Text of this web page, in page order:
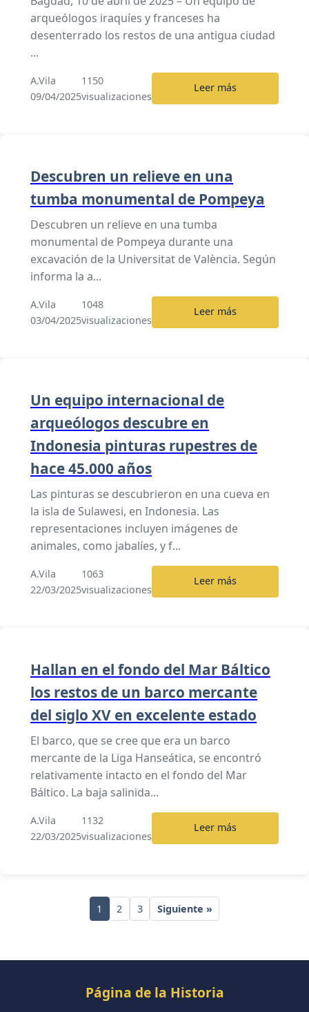
arqueólogos iraquíes y franceses ha
desenterrado los restos de una antigua ciudad
...
A.Vila
09/04/2025
1150
visualizaciones
Leer más
Descubren un relieve en una
tumba monumental de Pompeya
Descubren un relieve en una tumba
monumental de Pompeya durante una
excavación de la Universitat de València. Según
informa la a...
A.Vila
03/04/2025
1048
visualizaciones
Leer más
Un equipo internacional de
arqueólogos descubre en
Indonesia pinturas rupestres de
hace 45.000 años
Las pinturas se descubrieron en una cueva en
la isla de Sulawesi, en Indonesia. Las
representaciones incluyen imágenes de
animales, como jabalíes, y f...
A.Vila
22/03/2025
1063
visualizaciones
Leer más
Hallan en el fondo del Mar Báltico
los restos de un barco mercante
del siglo XV en excelente estado
El barco, que se cree que era un barco
mercante de la Liga Hanseática, se encontró
relativamente intacto en el fondo del Mar
Báltico. La baja salinida...
A.Vila
22/03/2025
1132
visualizaciones
Leer más
1 2 3 Siguiente »
Página de la Historia